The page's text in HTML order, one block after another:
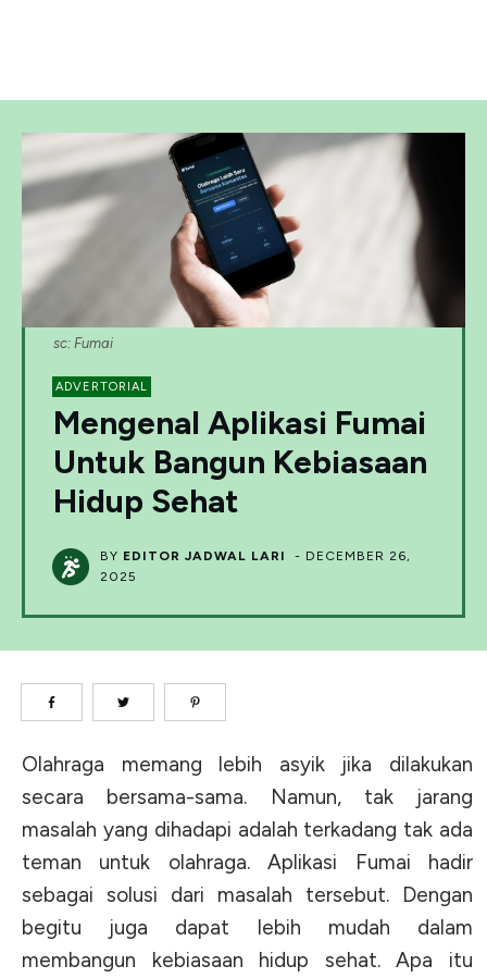
sc: Fumai
ADVERTORIAL
Mengenal Aplikasi Fumai
Untuk Bangun Kebiasaan
Hidup Sehat
BY EDITOR JADWAL LARI - DECEMBER 26,
2025
Olahraga memang lebih asyik jika dilakukan
secara bersama-sama. Namun, tak jarang
masalah yang dihadapi adalah terkadang tak ada
teman untuk olahraga. Aplikasi Fumai hadir
sebagai solusi dari masalah tersebut. Dengan
begitu juga dapat lebih mudah dalam
membangun kebiasaan hidup sehat. Apa itu